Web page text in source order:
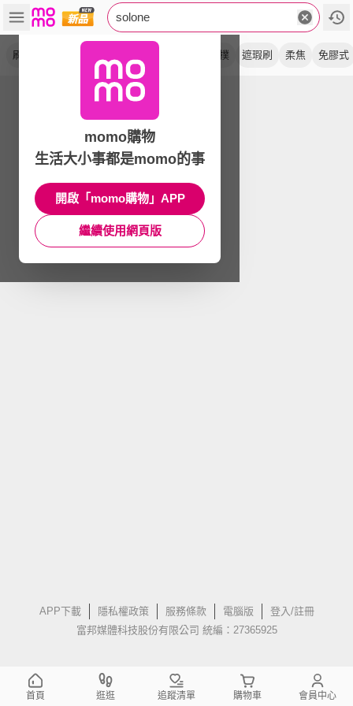
solone
刷具 手指撲 遮瑕刷 柔焦 免膠式
APP下載 隱私權政策 服務條款 電腦版
登入/註冊
富邦媒體科技股份有限公司 統編：27365925
momo購物
生活大小事都是momo的事
開啟「momo購物」APP
繼續使用網頁版
首頁 逛逛 追蹤清單 購物車 會員中心